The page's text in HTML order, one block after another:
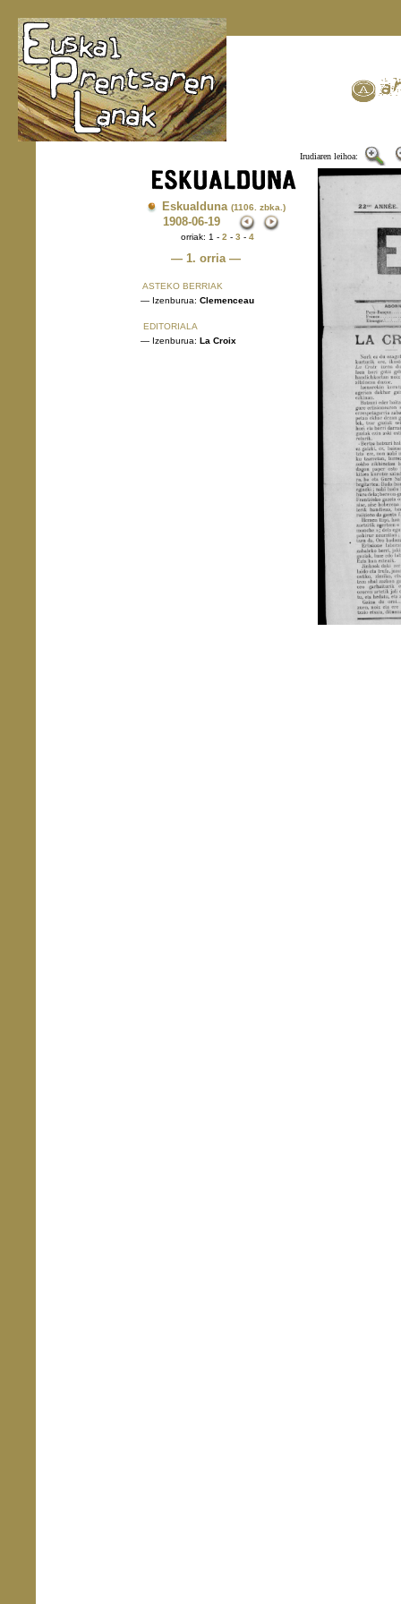
Irudiaren leihoa:
Eskualduna (1106. zbka.)
1908-06-19
orriak: 1 - 2 - 3 - 4
— 1. orria —
ASTEKO BERRIAK
— Izenburua: Clemenceau
EDITORIALA
— Izenburua: La Croix